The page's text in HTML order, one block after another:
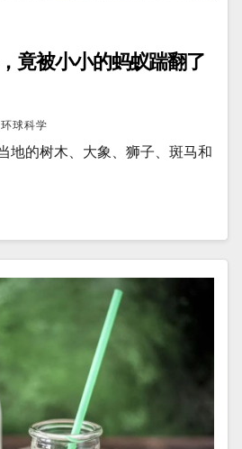
竟被小小的蚂蚁踹翻了
环球科学
地的树木、大象、狮子、斑马和